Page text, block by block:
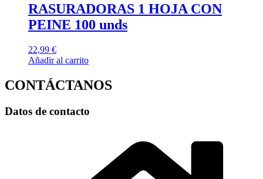
RASURADORAS 1 HOJA CON
PEINE 100 unds
22,99 €
Añadir al carrito
CONTÁCTANOS
Datos de contacto